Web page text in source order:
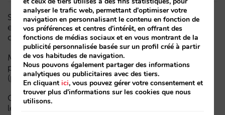
Sarai intègre le multi-room : réservations complexes
et demande à forte valeur, désormais aussi en
conversation
Moins de campagnes, plus d’intelligence : manuel IA
pour actualiser le marketing digital de votre hôtel
(partie 1)
Comment un hôtel apparaît dans les assistants d’IA :
les trois couches de visibilité
analyser le trafic web, permettant d'optimiser votre
navigation en personnalisant le contenu en fonction de
vos préférences et centres d'intérêt, en offrant des
fonctions de médias sociaux et en vous montrant de la
publicité personnalisée basée sur un profil créé à partir
de vos habitudes de navigation.
Nous pouvons également partager des informations
analytiques ou publicitaires avec des tiers.
En cliquantici, vous pouvez gérer votre consentement et
trouver plus d'informations sur les cookies que nous
utilisons.